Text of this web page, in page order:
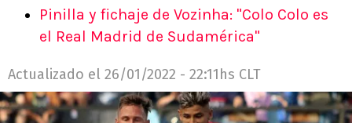
Pinilla y fichaje de Vozinha: "Colo Colo es
el Real Madrid de Sudamérica"
Actualizado el 26/01/2022 - 22:11hs CLT